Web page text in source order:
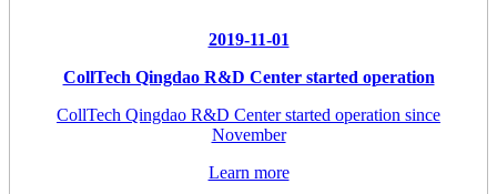
2019-11-01
CollTech Qingdao R&D Center started operation
CollTech Qingdao R&D Center started operation since
November
Learn more